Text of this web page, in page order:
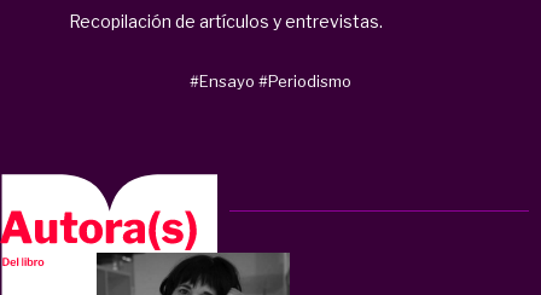
Recopilación de artículos y entrevistas.
#Ensayo #Periodismo